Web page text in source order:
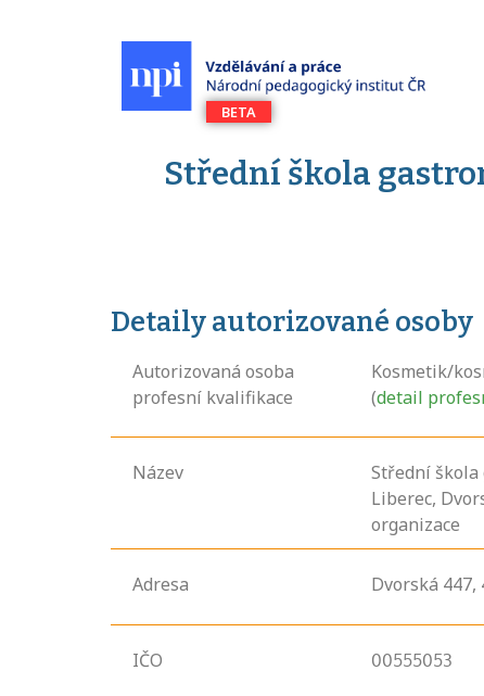
Střední škola
Detaily autorizované osoby
Autorizovaná osoba
profesní kvalifikace
Kosmetik/
(detail
Název
Střední škola
Liberec,
organizace
Adresa Dvorská 447,
IČO 00555053